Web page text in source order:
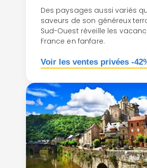
Des paysages aussi variés
saveurs de son généreux
Sud-Ouest réveille les
France en fanfare.
Voir les ventes privées -